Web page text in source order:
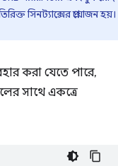
সিনট্যাক্সের প্রয়োজন হয়।
করা যেতে পারে,
সাথে একত্রে